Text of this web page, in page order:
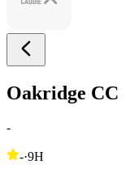
Oakridge CC
-
-·9H